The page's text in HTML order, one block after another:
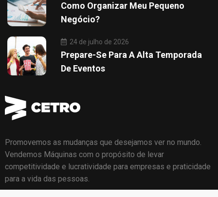
Como Organizar Meu Pequeno
Negócio?
24 de julho de 2026
Prepare-Se Para A Alta Temporada
De Eventos
Promovemos as mudanças que desejamos ver no mundo.
Vendemos Máquinas com o propósito de levar
competitividade e lucratividade para empresas e praticidade
para a vida das pessoas.